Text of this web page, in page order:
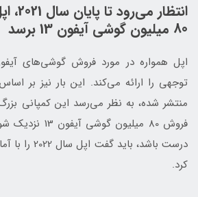
80 میلیون گوشی آیفون 13 برسد
اپل همواره در مورد فروش گوشی‌های
توجهی را ارائه می‌کند. این بار نیز بر
فروش 80 میلیون
درست باشد،
کرد.